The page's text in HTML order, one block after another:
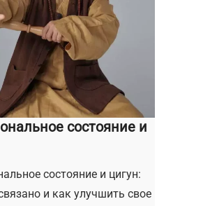
состояние и
состояние и цигун:
и как улучшить свое